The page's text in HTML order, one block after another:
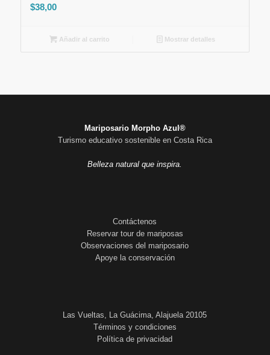
$38,00
Añadir al carrito Mostrar detalles
Mariposario Morpho Azul®
Turismo educativo sostenible en Costa Rica
Belleza natural que inspira.
Contáctenos
Reservar tour de mariposas
Observaciones del mariposario
Apoye la conservación
Las Vueltas, La Guácima, Alajuela 20105
Términos y condiciones
Política de privacidad